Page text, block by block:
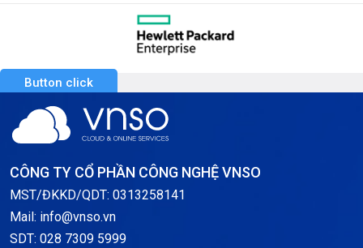
Button click
CÔNG TY CỔ PHẦN CÔNG NGHỆ VNSO
MST/ĐKKD/QDT: 0313258141
Mail: info@vnso.vn
SDT: 028 7309 5999